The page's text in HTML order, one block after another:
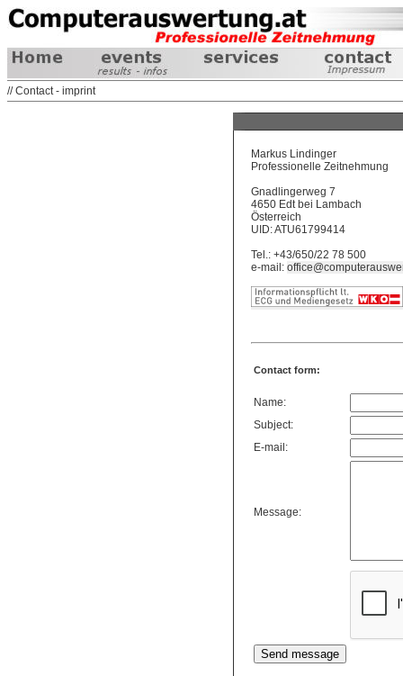
// Contact - imprint
Markus Lindinger
Professionelle Zeitnehmung
Gnadlingerweg 7
4650 Edt bei Lambach
Österreich
UID: ATU61799414
Tel.: +43/650/22 78 500
e-mail:
Contact form:
Name:
Subject:
E-mail:
Message: